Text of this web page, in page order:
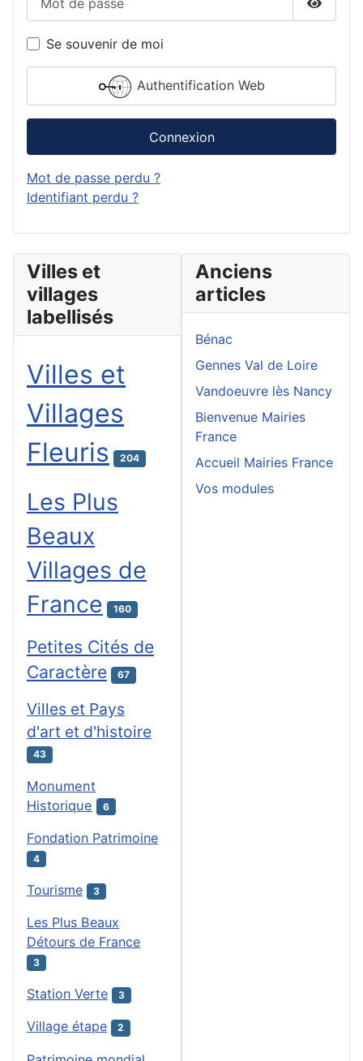
Se souvenir de moi
Authentification Web
Connexion
Mot de passe perdu ?
Identifiant perdu ?
Villes et
villages
labellisés
Villes et
Villages
Fleuris
204
Les Plus
Beaux
Villages de
France
160
Petites Cités de
Caractère
67
Villes et Pays
d'art et d'histoire
43
Monument
Historique
6
Fondation Patrimoine
4
Tourisme 3
Les Plus Beaux
Détours de France
3
Station Verte 3
Village étape 2
Anciens
articles
Bénac
Gennes Val de Loire
Vandoeuvre lès Nancy
Bienvenue Mairies
France
Accueil Mairies France
Vos modules